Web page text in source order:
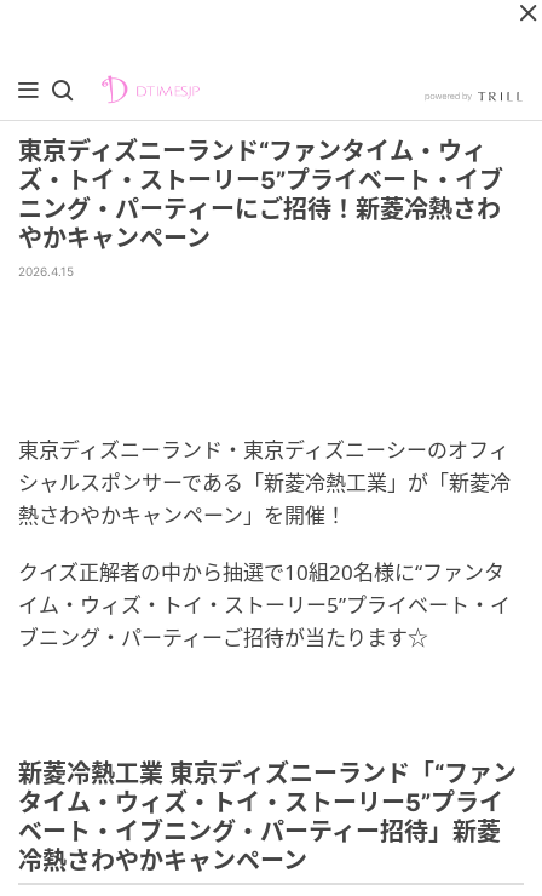
東京ディズニーランド“ファンタイム・ウィ
ズ・トイ・ストーリー5”プライベート・イブ
ニング・パーティーにご招待！新菱冷熱さわ
やかキャンペーン
2026.4.15
東京ディズニーランド・東京ディズニーシーのオフィ
シャルスポンサーである「新菱冷熱工業」が「新菱冷
熱さわやかキャンペーン」を開催！
クイズ正解者の中から抽選で10組20名様に“ファンタ
イム・ウィズ・トイ・ストーリー5”プライベート・イ
ブニング・パーティーご招待が当たります☆
新菱冷熱工業 東京ディズニーランド「“ファン
タイム・ウィズ・トイ・ストーリー5”プライ
ベート・イブニング・パーティー招待」新菱
冷熱さわやかキャンペーン